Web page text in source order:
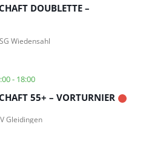
DOUBLETTE –
Wiedensahl
- 18:00
55+ – VORTURNIER
Gleidingen